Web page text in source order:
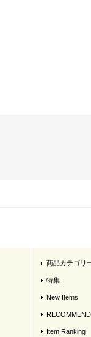
商品カテゴリ
特集
New Items
Item Ranking